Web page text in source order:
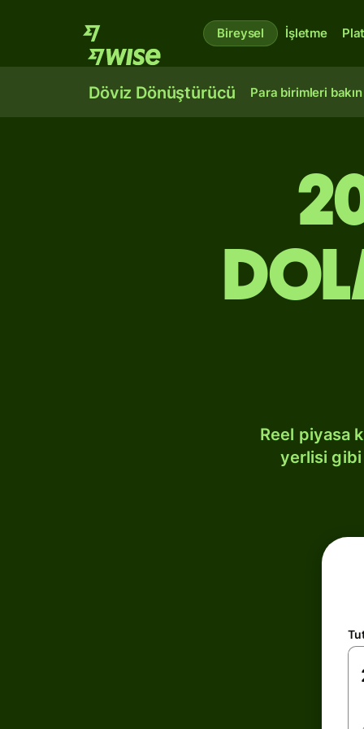
Bireysel İşletme
Döviz Dönüştürücü Para birimleri bakın
Reel piyasa
yerlisi gibi